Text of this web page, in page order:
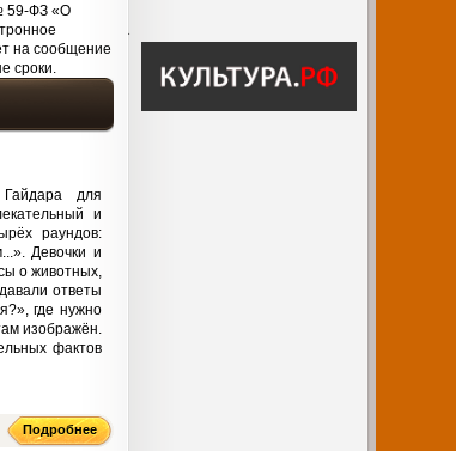
59-ФЗ «О
на сообщение
сроки.
для
и
раундов:
Девочки и
о животных,
ответы
где нужно
изображён.
фактов
Подробнее